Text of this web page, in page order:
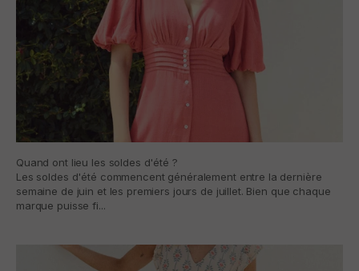
Quand ont lieu les soldes d'été ?
Les soldes d'été commencent généralement entre la dernière
semaine de juin et les premiers jours de juillet. Bien que chaque
marque puisse fi...